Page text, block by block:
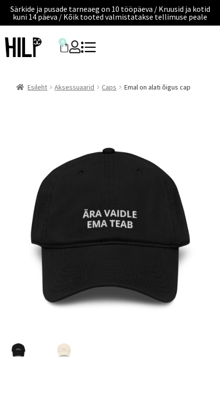
Särkide ja pusade tarneaeg on 10 tööpäeva / Kruusid ja kotid
kuni 14 päeva / Kõik tooted valmistatakse tellimuse peale
0
Esileht Aksessuaarid Caps Emal on alati õigus cap